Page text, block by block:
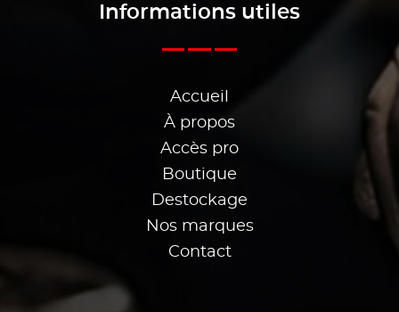
Informations utiles
Accueil
À propos
Accès pro
Boutique
Destockage
Nos marques
Contact